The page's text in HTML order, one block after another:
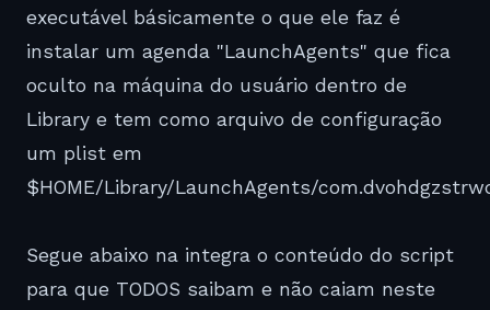
executável básicamente o que ele faz é
instalar um agenda "LaunchAgents" que fica
oculto na máquina do usuário dentro de
Library e tem como arquivo de configuração
um plist em
$HOME/Library/LaunchAgents/
Segue abaixo na integra o conteúdo do script
para que TODOS saibam e não caiam neste